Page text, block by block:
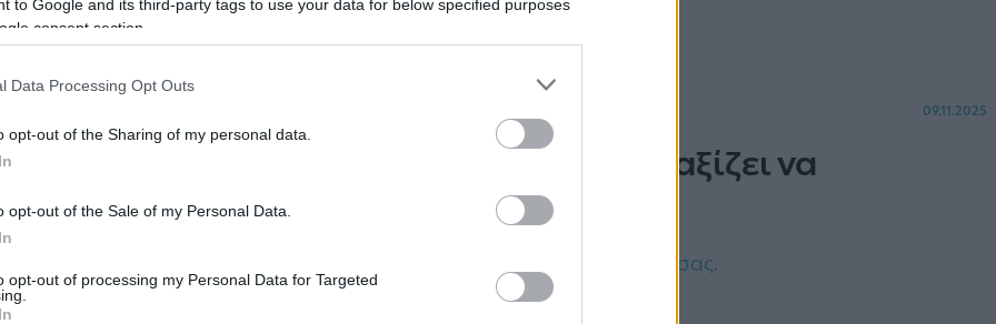
to Google and its third-party tags to use your data for below specified purposes
consent section.
Data Processing Opt Outs
opt-out of the Sharing of my personal data.
opt-out of the Sale of my Personal Data.
opt-out of processing my Personal Data for Targeted
09.11.2025
Ουτρέχτη: Το «μικρό Άμστερνταμ» που αξίζει να
ανακαλύψετε
Μια γραφική ολλανδική πόλη για να βάλετε στη λίστα των ταξιδιών σας.